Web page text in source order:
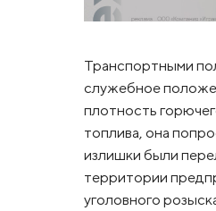
Транспортными
служебное
плотность
топлива, она
излишки были
территории
уголовного